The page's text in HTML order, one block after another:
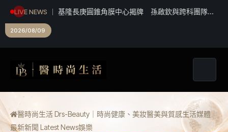
LIVE NEWS
基隆長庚圓錐角膜中心揭牌 孫啟欽與跨科團隊建
2026/08/09
醫時尚生活 Drs-Beauty｜時尚健康、美妝醫美與質感生活媒體
最新新聞 Latest News娛樂